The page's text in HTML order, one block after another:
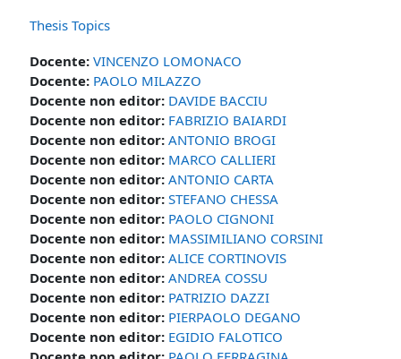
Thesis Topics
Docente: VINCENZO LOMONACO
Docente: PAOLO MILAZZO
Docente non editor: DAVIDE BACCIU
Docente non editor: FABRIZIO BAIARDI
Docente non editor: ANTONIO BROGI
Docente non editor: MARCO CALLIERI
Docente non editor: ANTONIO CARTA
Docente non editor: STEFANO CHESSA
Docente non editor: PAOLO CIGNONI
Docente non editor: MASSIMILIANO CORSINI
Docente non editor: ALICE CORTINOVIS
Docente non editor: ANDREA COSSU
Docente non editor: PATRIZIO DAZZI
Docente non editor: PIERPAOLO DEGANO
Docente non editor: EGIDIO FALOTICO